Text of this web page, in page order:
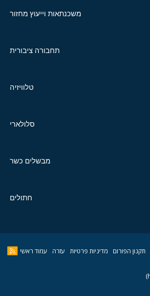
משכנתאות וייעוץ מחזור
תחבורה ציבורית
טלוויזיה
סלולארי
מבשלים כשר
חתולים
תקנון הפורום מדיניות פרטיות עזרה עמוד ראשי